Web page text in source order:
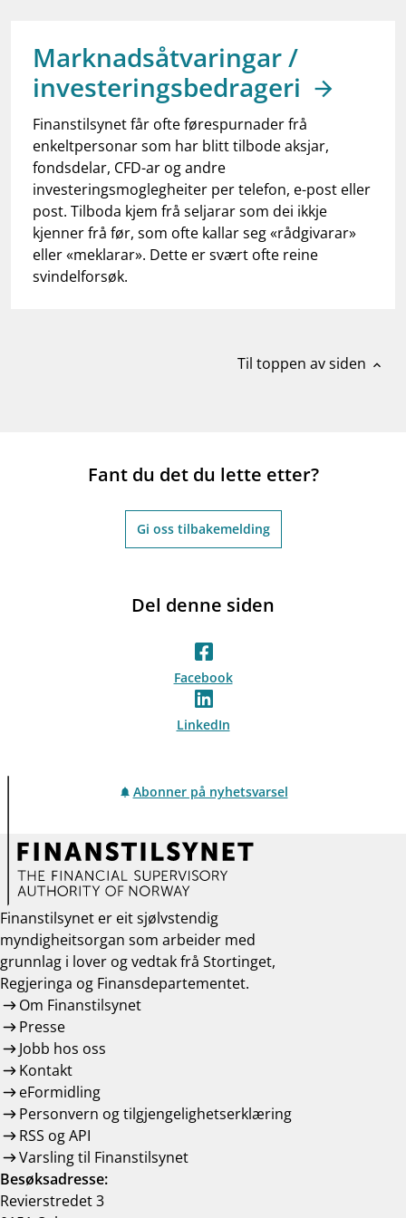
dashboardInformasjon for investorer
notifications_noneAbonner på nyhetsvarsel
Marknadsåtvaringar /
investeringsbedrageri
Finanstilsynet får ofte førespurnader frå
enkeltpersonar som har blitt tilbode aksjar,
fondsdelar, CFD-ar og andre
investeringsmoglegheiter per telefon, e-post eller
post. Tilboda kjem frå seljarar som dei ikkje
kjenner frå før, som ofte kallar seg «rådgivarar»
eller «meklarar». Dette er svært ofte reine
svindelforsøk.
Til toppen av siden expand_less
Fant du det du lette etter?
Gi oss tilbakemelding
Del denne siden
Facebook
LinkedIn
Abonner på nyhetsvarsel
Finanstilsynet er eit sjølvstendig
myndigheitsorgan som arbeider med
grunnlag i lover og vedtak frå Stortinget,
Regjeringa og Finansdepartementet.
Om Finanstilsynet
Presse
Jobb hos oss
Kontakt
eFormidling
Personvern og tilgjengelighetserklæring
RSS og API
Varsling til Finanstilsynet
Besøksadresse:
Revierstredet 3